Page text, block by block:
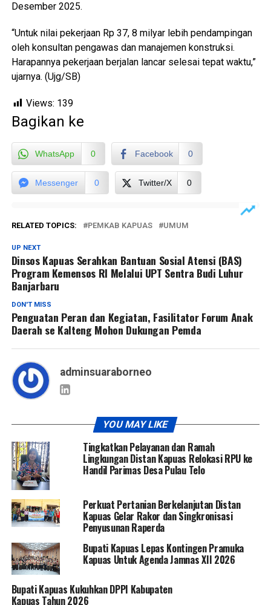
Desember 2025.
“Untuk nilai pekerjaan Rp 37, 8 milyar lebih pendampingan
oleh konsultan pengawas dan manajemen konstruksi.
Harapannya pekerjaan berjalan lancar selesai tepat waktu,”
ujarnya. (Ujg/SB)
Views: 139
Bagikan ke
WhatsApp 0 Facebook 0
Messenger 0 Twitter/X 0
RELATED TOPICS: PEMKAB KAPUAS UMUM
UP NEXT
Dinsos Kapuas Serahkan Bantuan Sosial Atensi (BAS)
Program Kemensos RI Melalui UPT Sentra Budi Luhur
Banjarbaru
DON'T MISS
Penguatan Peran dan Kegiatan, Fasilitator Forum Anak
Daerah se Kalteng Mohon Dukungan Pemda
adminsuaraborneo
YOU MAY LIKE
Tingkatkan Pelayanan dan Ramah
Lingkungan Distan Kapuas Relokasi RPU ke
Handil Parimas Desa Pulau Telo
Perkuat Pertanian Berkelanjutan Distan
Kapuas Gelar Rakor dan Singkronisasi
Penyusunan Raperda
Bupati Kapuas Lepas Kontingen Pramuka
Kapuas Untuk Agenda Jamnas XII 2026
Bupati Kapuas Kukuhkan DPPI Kabupaten
Kapuas Tahun 2026